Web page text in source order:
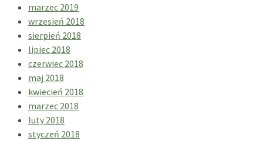
marzec 2019
wrzesień 2018
sierpień 2018
lipiec 2018
czerwiec 2018
maj 2018
kwiecień 2018
marzec 2018
luty 2018
styczeń 2018